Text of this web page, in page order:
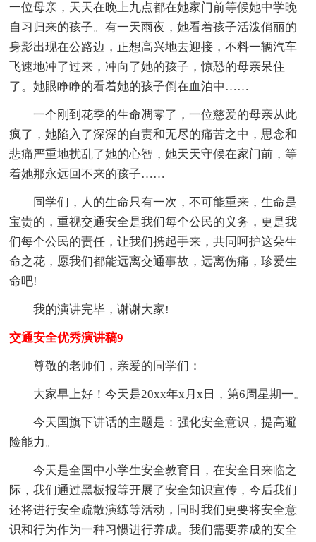
一位母亲，天天在晚上九点都在她家门前等候她中学晚
自习归来的孩子。有一天雨夜，她看着孩子活泼俏丽的
身影出现在公路边，正想高兴地去迎接，不料一辆汽车
飞速地冲了过来，冲向了她的孩子，惊恐的母亲呆住
了。她眼睁睁的看着她的孩子倒在血泊中……
一个刚到花季的生命凋零了，一位慈爱的母亲从此
疯了，她陷入了深深的自责和无尽的痛苦之中，思念和
悲痛严重地扰乱了她的心智，她天天守候在家门前，等
着她那永远回不来的孩子……
同学们，人的生命只有一次，不可能重来，生命是
宝贵的，重视交通安全是我们每个公民的义务，更是我
们每个公民的责任，让我们携起手来，共同呵护这朵生
命之花，愿我们都能远离交通事故，远离伤痛，珍爱生
命吧!
我的演讲完毕，谢谢大家!
交通安全优秀演讲稿9
尊敬的老师们，亲爱的同学们：
大家早上好！今天是20xx年x月x日，第6周星期一。
今天国旗下讲话的主题是：强化安全意识，提高避
险能力。
今天是全国中小学生安全教育日，在安全日来临之
际，我们通过黑板报等开展了安全知识宣传，今后我们
还将进行安全疏散演练等活动，同时我们更要将安全意
识和行为作为一种习惯进行养成。我们需要养成的安全